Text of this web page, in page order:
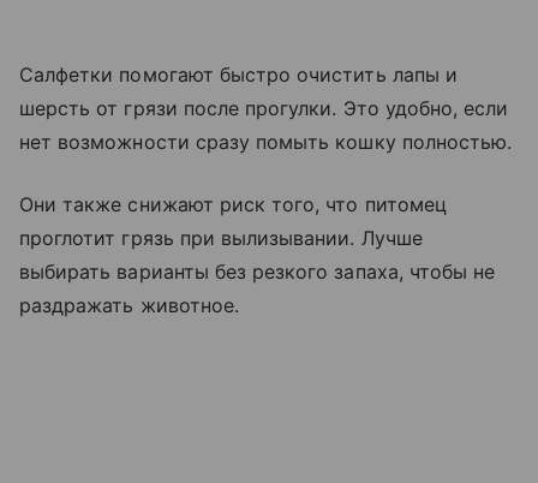
Салфетки помогают быстро очистить лапы и
шерсть от грязи после прогулки. Это удобно, если
нет возможности сразу помыть кошку полностью.
Они также снижают риск того, что питомец
проглотит грязь при вылизывании. Лучше
выбирать варианты без резкого запаха, чтобы не
раздражать животное.